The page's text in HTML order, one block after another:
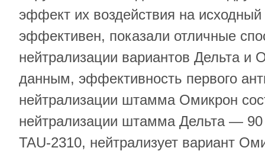
эффект их воздействия на
эффективен, показали отличные
нейтрализации вариантов Дельта
данным, эффективность первого
нейтрализации штамма Омикрон
нейтрализации штамма Дельта — 90
TAU-2310, нейтрализует вариант